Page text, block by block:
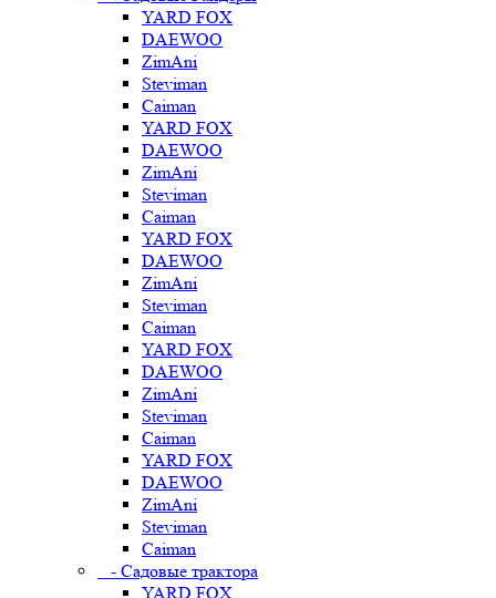
YARD FOX
DAEWOO
ZimAni
Steviman
Caiman
YARD FOX
DAEWOO
ZimAni
Steviman
Caiman
YARD FOX
DAEWOO
ZimAni
Steviman
Caiman
YARD FOX
DAEWOO
ZimAni
Steviman
Caiman
YARD FOX
DAEWOO
ZimAni
Steviman
Caiman
- Садовые трактора
YARD FOX